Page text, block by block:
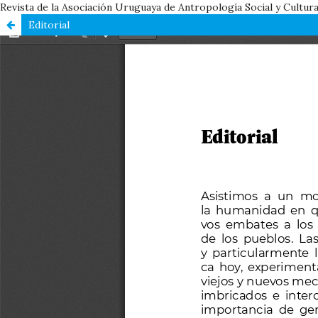
Revista de la Asociación Uruguaya de Antropología Social y
Editorial